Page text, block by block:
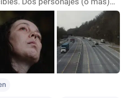
complejos llenos de
de espacios comunes.
establecer emociones no
gran espectro del amor. Entre
los triángulos amorosos son
utiliza el cine para complejizar